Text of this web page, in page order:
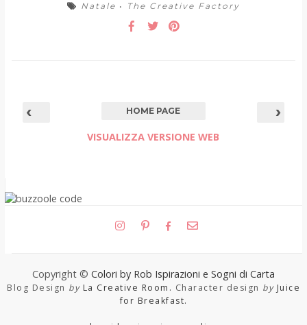
Natale • The Creative Factory
‹ ›
HOME PAGE
VISUALIZZA VERSIONE WEB
Copyright © Colori by Rob Ispirazioni e Sogni di Carta
Blog Design by La Creative Room. Character design by Juice
for Breakfast.